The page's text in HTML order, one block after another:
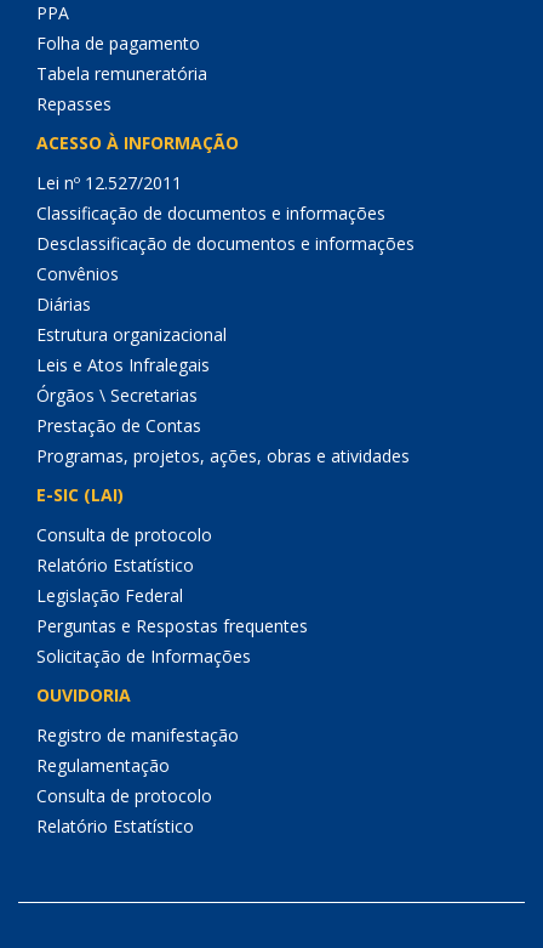
PPA
Folha de pagamento
Tabela remuneratória
Repasses
ACESSO À INFORMAÇÃO
Lei nº 12.527/2011
Classificação de documentos e informações
Desclassificação de documentos e informações
Convênios
Diárias
Estrutura organizacional
Leis e Atos Infralegais
Órgãos \ Secretarias
Prestação de Contas
Programas, projetos, ações, obras e atividades
E-SIC (LAI)
Consulta de protocolo
Relatório Estatístico
Legislação Federal
Perguntas e Respostas frequentes
Solicitação de Informações
OUVIDORIA
Registro de manifestação
Regulamentação
Consulta de protocolo
Relatório Estatístico